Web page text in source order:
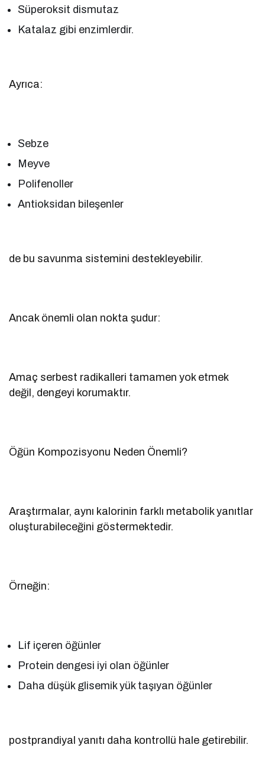
Süperoksit dismutaz
Katalaz gibi enzimlerdir.
Ayrıca:
Sebze
Meyve
Polifenoller
Antioksidan bileşenler
de bu savunma sistemini destekleyebilir.
Ancak önemli olan nokta şudur:
Amaç serbest radikalleri tamamen yok etmek
değil, dengeyi korumaktır.
Öğün Kompozisyonu Neden Önemli?
Araştırmalar, aynı kalorinin farklı metabolik yanıtlar
oluşturabileceğini göstermektedir.
Örneğin:
Lif içeren öğünler
Protein dengesi iyi olan öğünler
Daha düşük glisemik yük taşıyan öğünler
postprandiyal yanıtı daha kontrollü hale getirebilir.